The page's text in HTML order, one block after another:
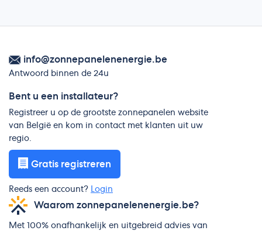
info@zonnepanelenenergie.be
Antwoord binnen de 24u
Bent u een installateur?
Registreer u op de grootste zonnepanelen website
van België en kom in contact met klanten uit uw
regio.
Gratis registreren
Reeds een account? Login
Waarom zonnepanelenenergie.be?
Met 100% onafhankelijk en uitgebreid advies van